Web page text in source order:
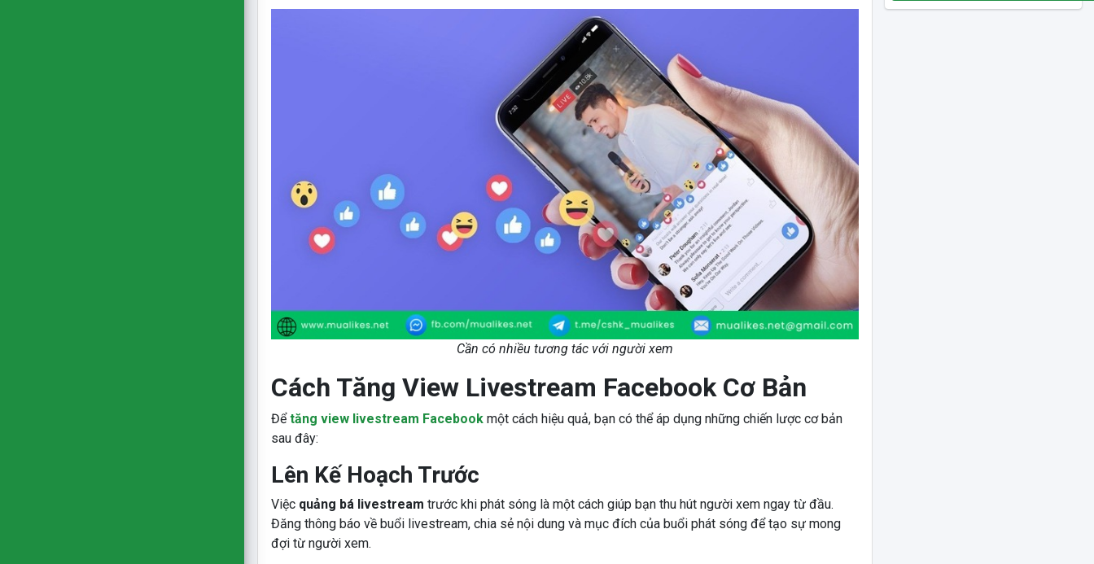
Cần có nhiều tương tác với người xem
Cách Tăng View Livestream Facebook Cơ Bản
Đểtăng view livestream Facebookmột cách hiệu quả, bạn có thể áp dụng những chiến lược cơ bản
sau đây:
Lên Kế Hoạch Trước
Việc quảng bá livestream trước khi phát sóng là một cách giúp bạn thu hút người xem ngay từ đầu.
Đăng thông báo về buổi livestream, chia sẻ nội dung và mục đích của buổi phát sóng để tạo sự mong
đợi từ người xem.